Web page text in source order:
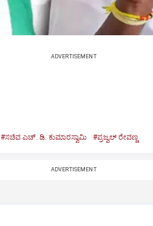
ADVERTISEMENT
#ಸಚಿವ ಎಚ್. ಡಿ. ಕುಮಾರಸ್ವಾಮಿ #ಪ್ರಜ್ವಲ್ ರೇವಣ್ಣ
ADVERTISEMENT